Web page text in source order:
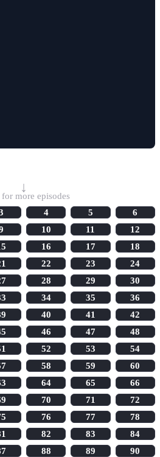
↓
more episodes
4 5
6
10 11
12
16 17
18
22 23
24
28 29
30
34 35
36
40 41
42
46 47
48
52 53
54
58 59
60
64 65
66
70 71
72
76 77
78
82 83
84
88 89
90